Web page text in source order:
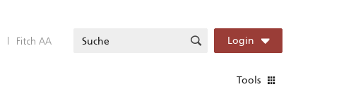
| Fitch AA Login
Tools